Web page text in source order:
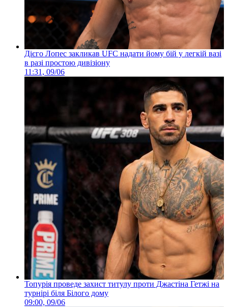
Дієго Лопес закликав UFC надати йому бій у легкій вазі
в разі простою дивізіону
11:31, 09/06
Топурія проведе захист титулу проти Джастіна Гетжі на
турнірі біля Білого дому
09:00, 09/06